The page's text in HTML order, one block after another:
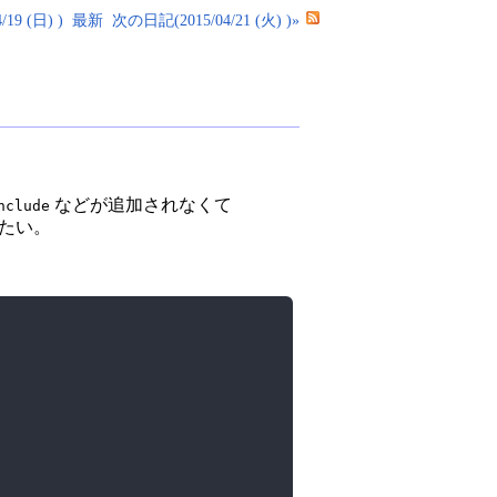
19 (日) ) 最新 次の日記(2015/04/21 (火) )»
などが追加されなくて
い。